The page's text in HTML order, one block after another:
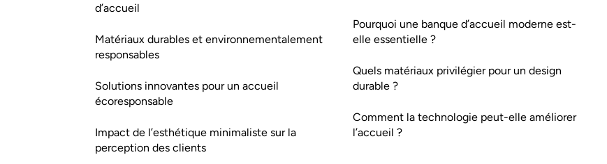
d’accueil
Matériaux durables et environnementalement
responsables
Solutions innovantes pour un accueil
écoresponsable
Impact de l’esthétique minimaliste sur la
perception des clients
Pourquoi une banque d’accueil moderne est-
elle essentielle ?
Quels matériaux privilégier pour un design
durable ?
Comment la technologie peut-elle améliorer
l’accueil ?